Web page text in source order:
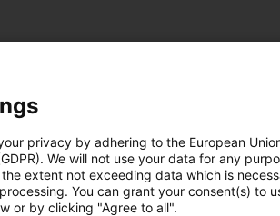
privacy by adhering to the European
We will not use your data for any
extent not exceeding data which is
You can grant your consent(s) to
or by clicking "Agree to all".